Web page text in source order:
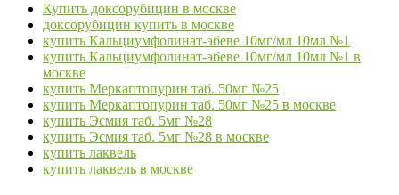
Купить доксорубицин в москве
доксорубицин купить в москве
купить Кальциумфолинат-эбеве 10мг/мл 10мл №1
купить Кальциумфолинат-эбеве 10мг/мл 10мл №1 в
москве
купить Меркаптопурин таб. 50мг №25
купить Меркаптопурин таб. 50мг №25 в москве
купить Эсмия таб. 5мг №28
купить Эсмия таб. 5мг №28 в москве
купить лаквель
купить лаквель в москве